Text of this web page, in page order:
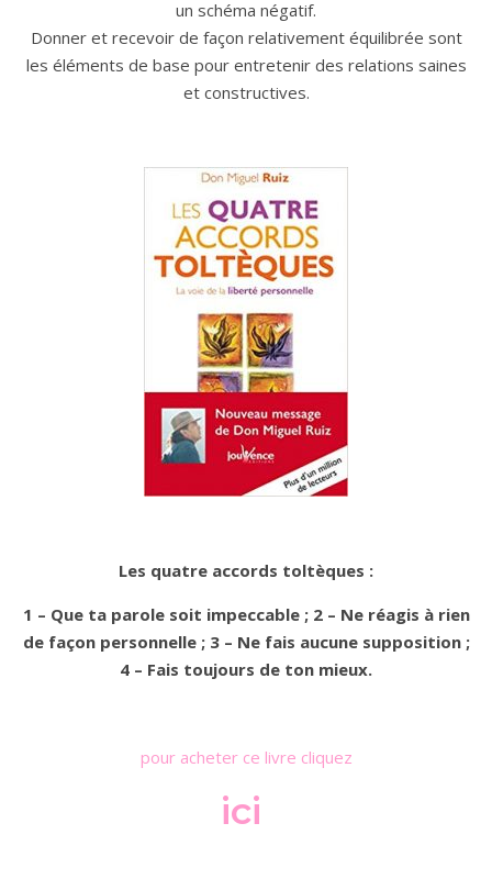
un schéma négatif.
Donner et recevoir de façon relativement équilibrée sont
les éléments de base pour entretenir des relations saines
et constructives.
Les quatre accords toltèques :
1 – Que ta parole soit impeccable ; 2 – Ne réagis à rien
de façon personnelle ; 3 – Ne fais aucune supposition ;
4 – Fais toujours de ton mieux.
pour acheter ce livre cliquez
ici